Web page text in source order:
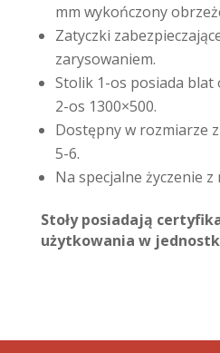
mm wykończony
Zatyczki
zarysowaniem.
Stolik 1-os posiada blat
2-os 1300×500.
Dostępny w rozmiarze
5-6.
Na specjalne życzenie
Stoły posiadają
użytkowania w